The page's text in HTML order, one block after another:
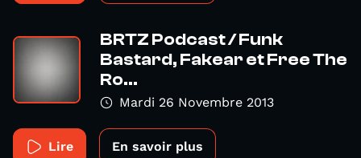
BRTZ Podcast / Funk
Bastard, Fakear et Free The
Ro...
Mardi 26 Novembre 2013
Lire En savoir plus